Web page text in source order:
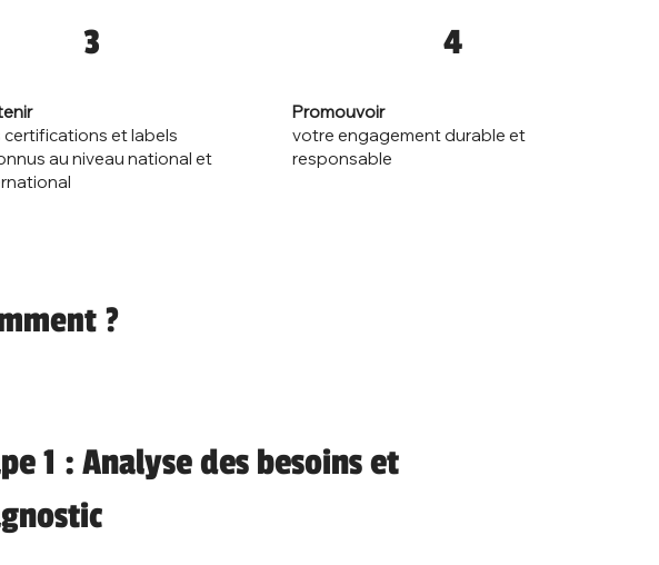
certifications et labels
au niveau national et
3
Promouvoir
votre engagement durable et
responsable
4
?
1 : Analyse des besoins et